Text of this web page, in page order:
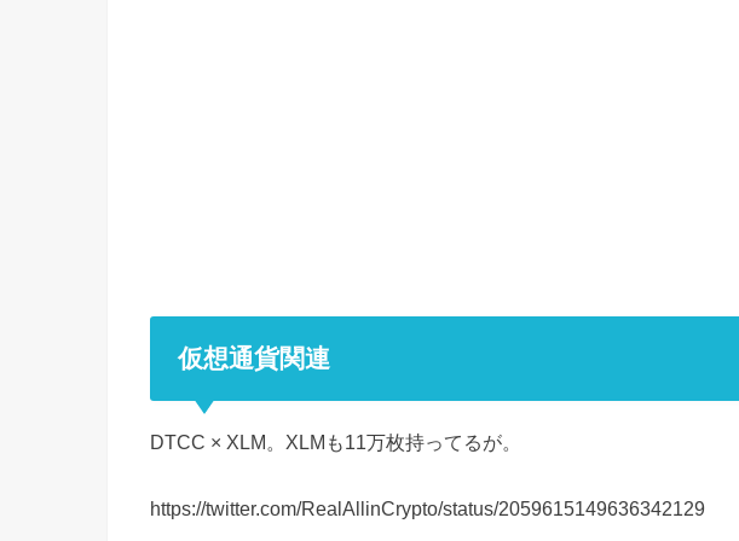
仮想通貨関連
DTCC × XLM。XLMも11万枚持ってるが。
https://twitter.com/RealAllinCrypto/status/2059615149636342129